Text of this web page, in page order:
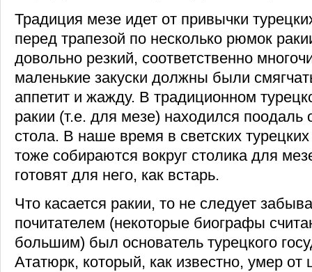
Традиция мезе идет от привычки
перед трапезой по несколько рюмок
довольно резкий, соответственно
маленькие закуски должны были
аппетит и жажду. В традиционном
ракии (т.е. для мезе) находился поодаль
стола. В наше время в светских
тоже собираются вокруг столика для
готовят для него, как встарь.
Что касается ракии, то не следует
почитателем (некоторые биографы
большим) был основатель турецкого
Ататюрк, который, как известно, умер от